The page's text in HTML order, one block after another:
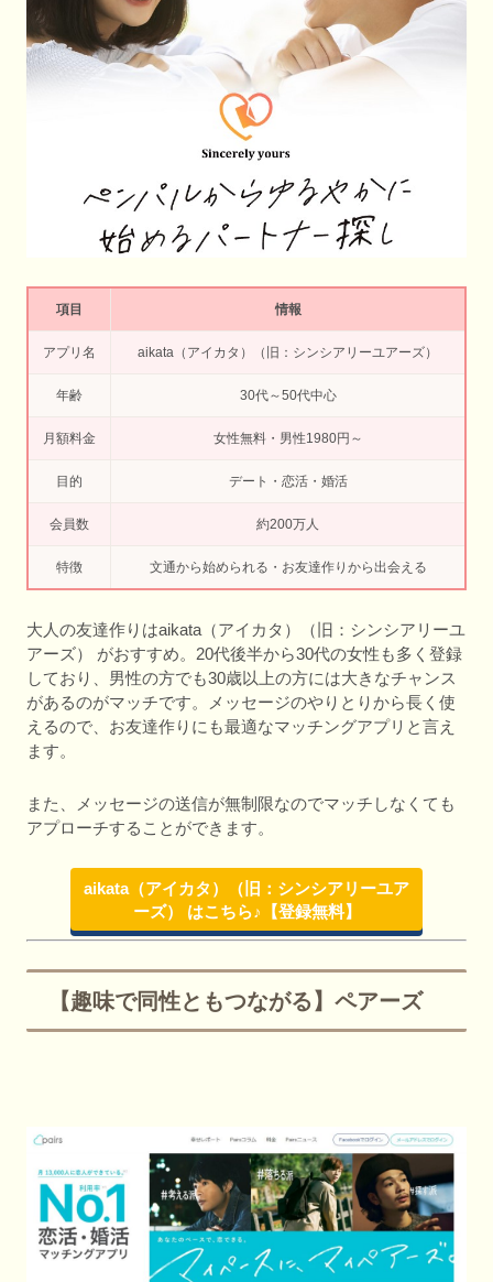
項目 情報
アプリ名 aikata（アイカタ）（旧：シンシアリーユアーズ）
年齢 30代～50代中心
月額料金 女性無料・男性1980円～
目的 デート・恋活・婚活
会員数 約200万人
特徴 文通から始められる・お友達作りから出会える
大人の友達作りはaikata（アイカタ）（旧：シンシアリーユ
アーズ） がおすすめ。20代後半から30代の女性も多く登録
しており、男性の方でも30歳以上の方には大きなチャンス
があるのがマッチです。メッセージのやりとりから長く使
えるので、お友達作りにも最適なマッチングアプリと言え
ます。
また、メッセージの送信が無制限なのでマッチしなくても
アプローチすることができます。
aikata（アイカタ）（旧：シンシアリーユア
ーズ） はこちら♪【登録無料】
【趣味で同性ともつながる】ペアーズ